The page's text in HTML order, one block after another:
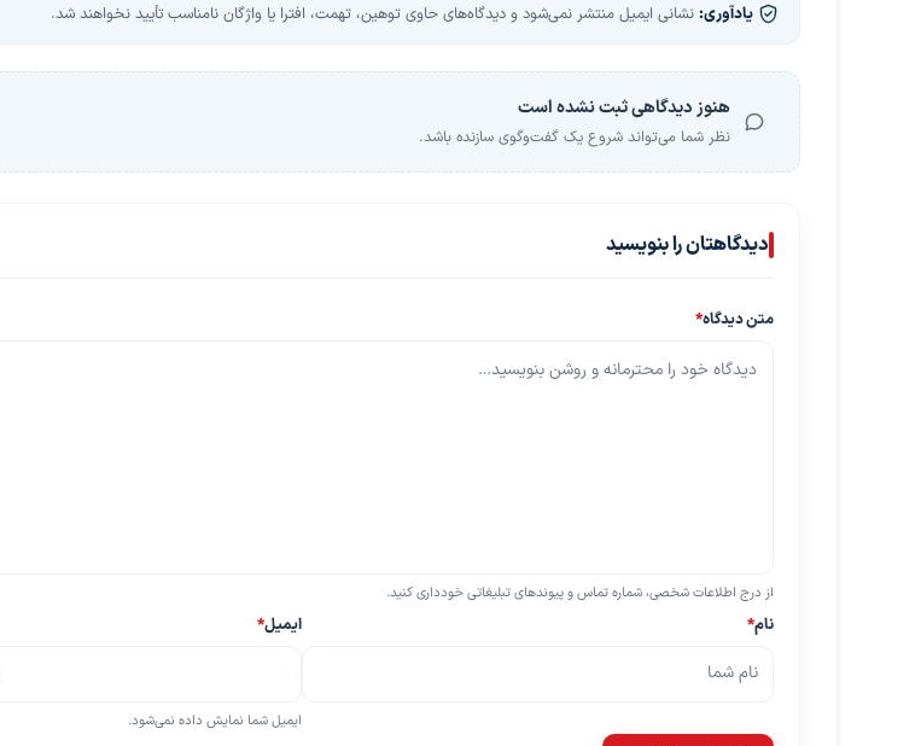
یادآوری: نشانی ایمیل منتشر نمی‌شود و دیدگاه‌های حاوی توهین، تهمت، افترا یا واژگان نامناسب تأیید نخواهند شد.
هنوز دیدگاهی ثبت نشده است
نظر شما می‌تواند شروع یک گفت‌وگوی سازنده باشد.
دیدگاهتان را بنویسید
متن دیدگاه*
از درج اطلاعات شخصی، شماره تماس و پیوندهای تبلیغاتی خودداری کنید.
نام* ایمیل*
ایمیل شما نمایش داده نمی‌شود.